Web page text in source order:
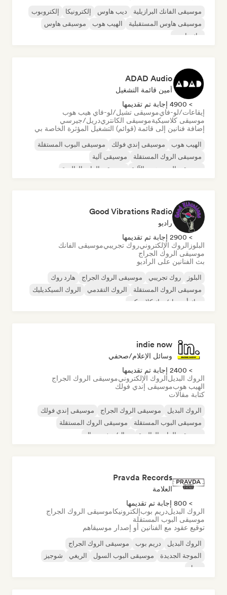
موسيقى الفانك البرازيلية ديب هاوس إلكترونيكا
إلكتروبوب
موسيقى هاوس المستقبلية
الهيب هوب
موسيقى هاوس
تيك هاوس
ADAD Audio
أمين قائمة التشغيل
> 4900 إجابة تم تقديمها
إيقاعات/لو-فايموسيقى تشيل/لو-فاي هيب هوب
موسيقى كلاسيكيةموسيقى الكانتريدريل/جيرسي
إضافة فنانين إلى قائمة (قوائم) التشغيل المؤثرة الخاصة بي
الهيب هوب موسيقى إندي فولك
موسيقى البوب المستقلة
موسيقى الروك المستقلة
موسيقى آلية
موسيقى الهيب هوب الآلية
موسيقى الراب العالمية
Good Vibrations Radio
راديو
> 2900 إجابة تم تقديمها
البلوز الروك الإلكترونيروك تجريبيموسيقى الفانك
موسيقى الروك الجراج
بث الفنانين على الراديو
البلوز روك تجريبي موسيقى الروك الجراج
هارد روك
موسيقى الروك المستقلة
الروك التقدمي
الروك السيكديليك
روك أند رول/روك كلاسيكي
indie now
وسائل الإعلام/صحفي
> 2400 إجابة تم تقديمها
الروك البديلالروك الإلكترونيموسيقى الروك الجراج
الهيب هوبموسيقى إندي فولك
كتابة مقالات
الروك البديل موسيقى الروك الجراج
موسيقى إندي فولك
موسيقى البوب المستقلة
موسيقى الروك المستقلة
موسيقى الراب العالمية
ميتال/هيفي ميتال
Pravda Records
العلامة
> 800 إجابة تم تقديمها
الروك البديلدريم بوبإلكترونيكاموسيقى الروك الجراج
موسيقى البوب المستقلة
توقيع عقود مع الفنانين أو إصدار موسيقاهم
الروك البديل دريم بوب
موسيقى الروك الجراج
الموجة الجديدة
موسيقى البوب السول الريغي
شوجيز
سول